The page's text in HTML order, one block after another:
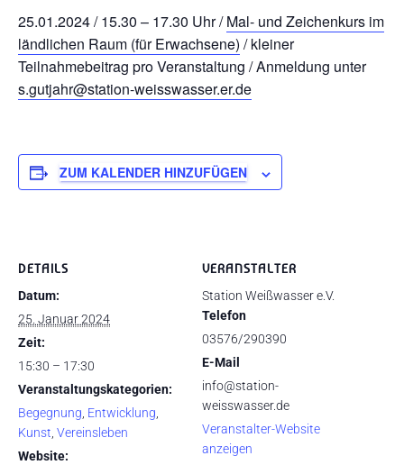
25.01.2024 / 15.30 – 17.30 Uhr /Mal- und Zeichenkurs im
ländlichen Raum (für Erwachsene) / kleiner
Teilnahmebeitrag pro Veranstaltung / Anmeldung unter
s.gutjahr@station-weisswasser.er.de
ZUM KALENDER HINZUFÜGEN
DETAILS
Datum:
25. Januar 2024
Zeit:
15:30 – 17:30
Veranstaltungskategorien:
Begegnung, Entwicklung,
Kunst, Vereinsleben
Website:
VERANSTALTER
Station Weißwasser e.V.
Telefon
03576/290390
E-Mail
info@station-
weisswasser.de
Veranstalter-Website
anzeigen